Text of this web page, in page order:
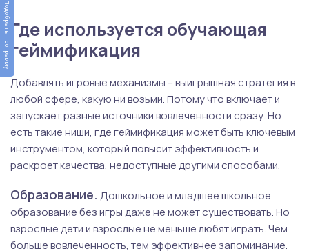
Где используется обучающая
геймификация
Добавлять игровые механизмы – выигрышная стратегия в
любой сфере, какую ни возьми. Потому что включает и
запускает разные источники вовлеченности сразу. Но
есть такие ниши, где геймификация может быть ключевым
инструментом, который повысит эффективность и
раскроет качества, недоступные другими способами.
Образование. Дошкольное и младшее школьное
образование без игры даже не может существовать. Но
взрослые дети и взрослые не меньше любят играть. Чем
больше вовлеченность, тем эффективнее запоминание.
Подобрать программу